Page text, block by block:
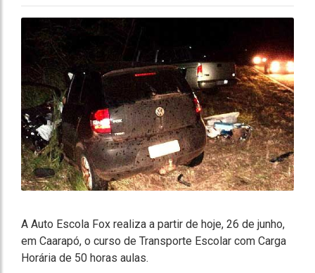
A Auto Escola Fox realiza a partir de hoje, 26 de junho,
em Caarapó, o curso de Transporte Escolar com Carga
Horária de 50 horas aulas.